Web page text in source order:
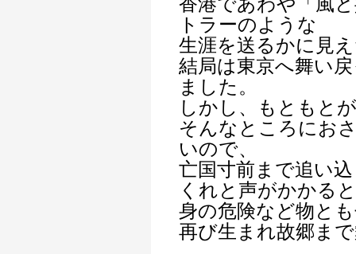
トラーのような
生涯を送るかに見
結局は東京へ舞い
ました。
しかし、もともとが
そんなところにお
いので、
亡国寸前まで追い
くれと声がかかる
身の危険など物と
再び生まれ故郷ま